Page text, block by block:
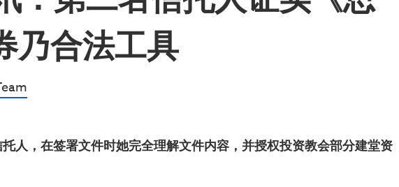
乃合法工具
人，在签署文件时她完全理解文件内容，并授权投资教会部分建堂资